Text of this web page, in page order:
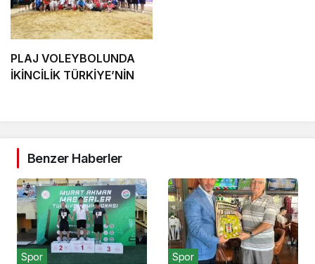
PLAJ VOLEYBOLUNDA
İKİNCİLİK TÜRKİYE’NİN
Benzer Haberler
Spor Spor